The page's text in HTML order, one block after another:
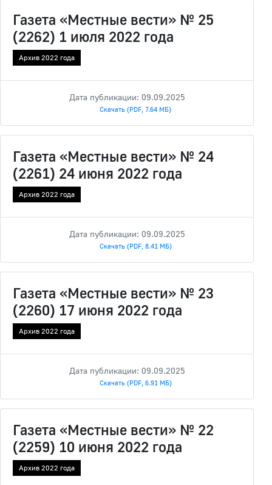
Газета «Местные вести» № 25
(2262) 1 июля 2022 года
Архив 2022 года
Дата публикации: 09.09.2025
Скачать (PDF, 7.64 МБ)
Газета «Местные вести» № 24
(2261) 24 июня 2022 года
Архив 2022 года
Дата публикации: 09.09.2025
Скачать (PDF, 8.41 МБ)
Газета «Местные вести» № 23
(2260) 17 июня 2022 года
Архив 2022 года
Дата публикации: 09.09.2025
Скачать (PDF, 6.91 МБ)
Газета «Местные вести» № 22
(2259) 10 июня 2022 года
Архив 2022 года